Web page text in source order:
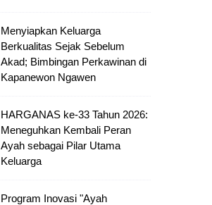
Menyiapkan Keluarga
Berkualitas Sejak Sebelum
Akad; Bimbingan Perkawinan di
Kapanewon Ngawen
HARGANAS ke-33 Tahun 2026:
Meneguhkan Kembali Peran
Ayah sebagai Pilar Utama
Keluarga
Program Inovasi "Ayah